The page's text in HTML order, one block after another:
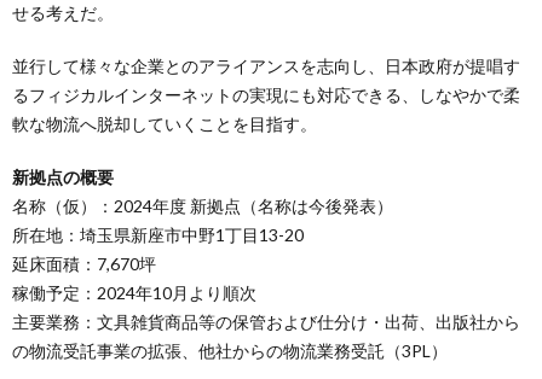
せる考えだ。
並行して様々な企業とのアライアンスを志向し、日本政府が提唱す
るフィジカルインターネットの実現にも対応できる、しなやかで柔
軟な物流へ脱却していくことを目指す。
新拠点の概要
名称（仮）：2024年度 新拠点（名称は今後発表）
所在地：埼玉県新座市中野1丁目13-20
延床面積：7,670坪
稼働予定：2024年10月より順次
主要業務：文具雑貨商品等の保管および仕分け・出荷、出版社から
の物流受託事業の拡張、他社からの物流業務受託（3PL）